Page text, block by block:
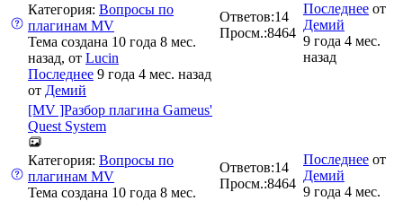
Категория: Вопросы по
плагинам MV
Тема создана 10 года 8 мес.
назад, от Lucin
Последнее 9 года 4 мес. назад
от Демий
Ответов:14
Просм.:8464
Последнее от
Демий
9 года 4 мес.
назад
[MV ]Разбор плагина Gameus'
Quest System
Категория: Вопросы по
плагинам MV
Тема создана 10 года 8 мес.
Ответов:14
Просм.:8464
Последнее от
Демий
9 года 4 мес.